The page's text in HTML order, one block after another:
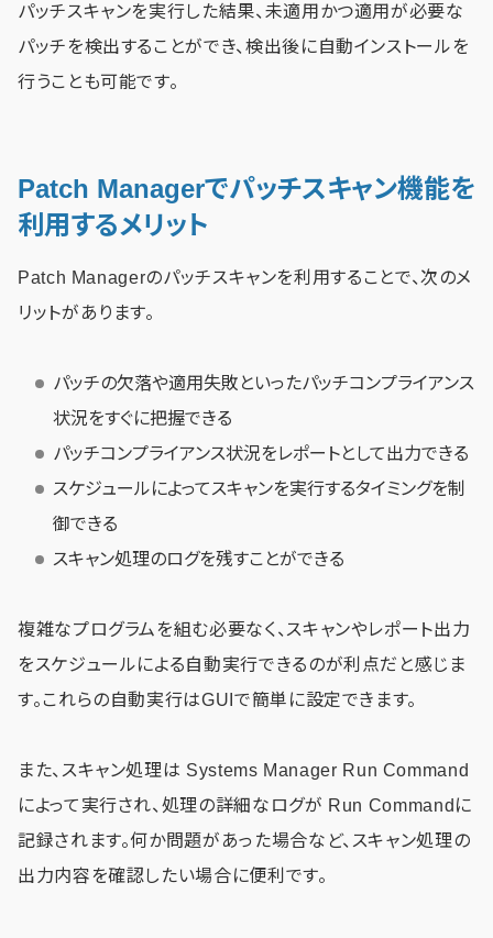
パッチスキャンを実行した結果、未適用かつ適用が必要な
パッチを検出することができ、検出後に自動インストールを
行うことも可能です。
Patch Managerでパッチスキャン機能を
利用するメリット
Patch Managerのパッチスキャンを利用することで、次のメ
リットがあります。
パッチの欠落や適用失敗といったパッチコンプライアンス
状況をすぐに把握できる
パッチコンプライアンス状況をレポートとして出力できる
スケジュールによってスキャンを実行するタイミングを制
御できる
スキャン処理のログを残すことができる
複雑なプログラムを組む必要なく、スキャンやレポート出力
をスケジュールによる自動実行できるのが利点だと感じま
す。これらの自動実行はGUIで簡単に設定できます。
また、スキャン処理は Systems Manager Run Command
によって実行され、処理の詳細なログが Run Commandに
記録されます。何か問題があった場合など、スキャン処理の
出力内容を確認したい場合に便利です。